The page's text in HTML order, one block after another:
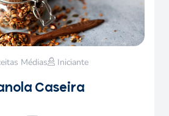
Médias Iniciante
Caseira